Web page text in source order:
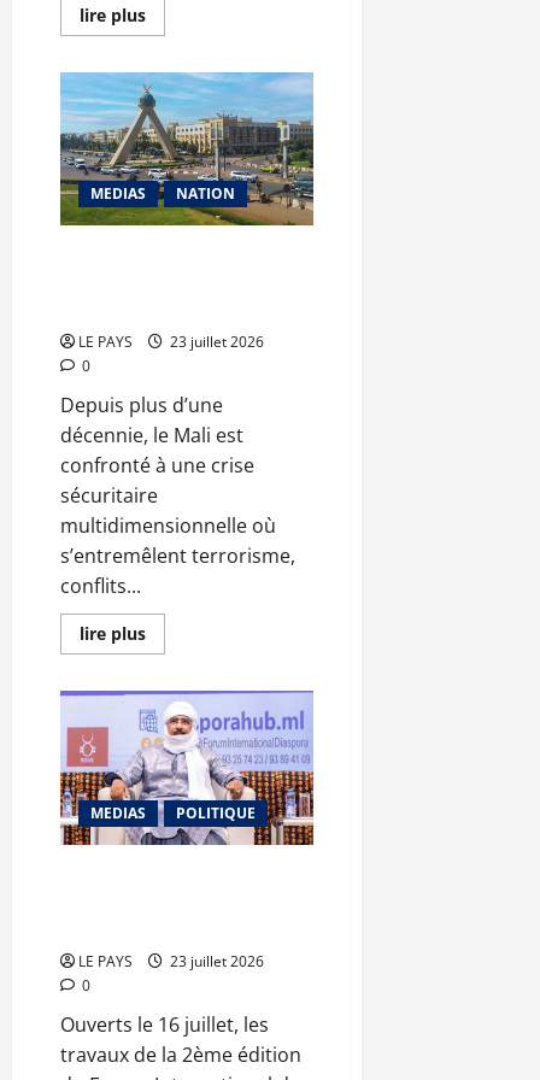
lire plusEn
savoir
Aliou
Touré
:
«
Face
à
la
désinformation,
la
média
»
MEDIAS NATION
LE PAYS
23 juillet 2026
0
Depuis plus d’une
décennie, le Mali est
confronté à une crise
sécuritaire
multidimensionnelle où
s’entremêlent terrorisme,
conflits...
lire plusEn
savoir
RECONSTRUIRE
LA
PAIX :
Repenser
la
radicalisation
des
jeunes
MEDIAS POLITIQUE
LE PAYS
23 juillet 2026
0
Ouverts le 16 juillet, les
travaux de la 2ème édition